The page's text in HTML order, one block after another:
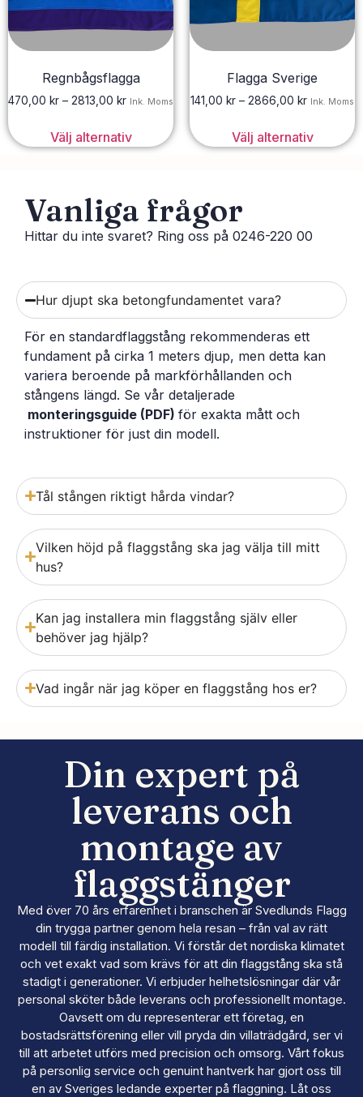
Regnbågsflagga
470,00 kr – 2813,00 kr Ink. Moms
Välj alternativ
Flagga Sverige
141,00 kr – 2866,00 kr Ink. Moms
Välj alternativ
Vanliga frågor
Hittar du inte svaret? Ring oss på 0246-220 00
Hur djupt ska betongfundamentet vara?
För en standardflaggstång rekommenderas ett
fundament på cirka 1 meters djup, men detta kan
variera beroende på markförhållanden och
stångens längd. Se vår detaljerade
monteringsguide (PDF) för exakta mått och
instruktioner för just din modell.
Tål stången riktigt hårda vindar?
Vilken höjd på flaggstång ska jag välja till mitt
hus?
Kan jag installera min flaggstång själv eller
behöver jag hjälp?
Vad ingår när jag köper en flaggstång hos er?
Din expert på
leverans och
montage av
flaggstänger
Med över 70 års erfarenhet i branschen är Svedlunds Flagg
din trygga partner genom hela resan – från val av rätt
modell till färdig installation. Vi förstår det nordiska klimatet
och vet exakt vad som krävs för att din flaggstång ska stå
stadigt i generationer. Vi erbjuder helhetslösningar där vår
personal sköter både leverans och professionellt montage.
Oavsett om du representerar ett företag, en
bostadsrättsförening eller vill pryda din villaträdgård, ser vi
till att arbetet utförs med precision och omsorg. Vårt fokus
på personlig service och genuint hantverk har gjort oss till
en av Sveriges ledande experter på flaggning. Låt oss